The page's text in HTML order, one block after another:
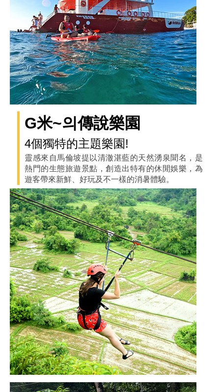
G米~의傳說樂園
4個獨特的主題樂園!
靈感來自馬倫坡提以清澈湛藍的天然湧泉聞名，是
熱門的生態旅遊景點，創造出特有的休閒娛樂，為
遊客帶來新鮮、好玩及不一樣的消暑體驗。